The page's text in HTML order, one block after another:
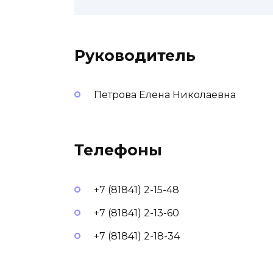
Руководитель
Петрова Елена Николаевна
Телефоны
+7 (81841) 2-15-48
+7 (81841) 2-13-60
+7 (81841) 2-18-34